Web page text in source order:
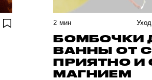
2 мин Уход
БОМБОЧКИ
ВАННЫ ОТ
ПРИЯТНО И
МАГНИЕМ